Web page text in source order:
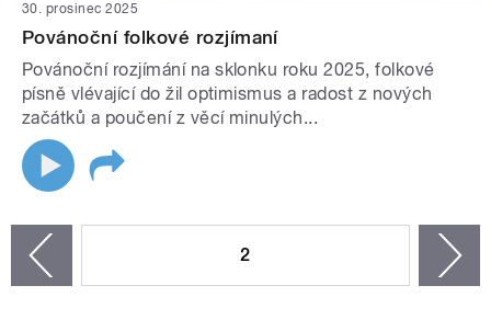
30. prosinec 2025
Povánoční folkové rozjímaní
Povánoční rozjímání na sklonku roku 2025, folkové
písně vlévající do žil optimismus a radost z nových
začátků a poučení z věcí minulých...
2